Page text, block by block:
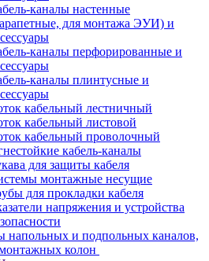
каналы настенные
для монтажа ЭУИ) и
каналы перфорированные и
каналы плинтусные и
кабельный лестничный
кабельный листовой
кабельный проволочный
кабель-каналы
для защиты кабеля
монтажные несущие
для прокладки кабеля
напряжения и устройства
напольных и подпольных каналов,
колон